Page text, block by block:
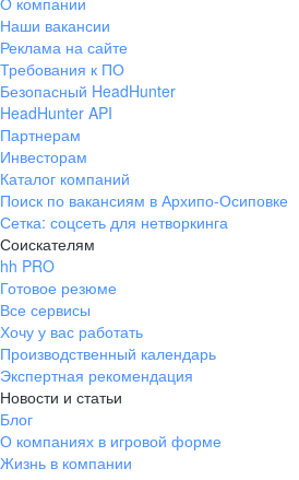
Наши вакансии
Реклама на сайте
Требования к ПО
Безопасный HeadHunter
HeadHunter API
Партнерам
Инвесторам
Каталог компаний
Поиск по вакансиям в Архипо-Осиповке
Сетка: соцсеть для нетворкинга
Соискателям
hh PRO
Готовое резюме
Все сервисы
Хочу у вас работать
Производственный календарь
Экспертная рекомендация
Новости и статьи
Блог
О компаниях в игровой форме
Жизнь в компании